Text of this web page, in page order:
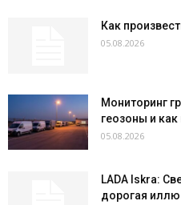
Как
05.08.2026
Мониторинг
геозоны и как
05.08.2026
LADA Iskra:
дорогая